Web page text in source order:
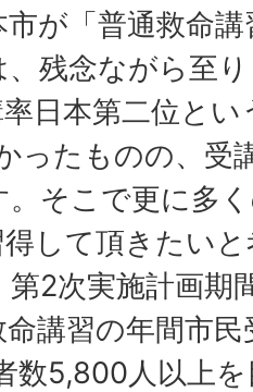
が「普通救命
残念ながら至
日本第二位と
ったものの、受
そこで更に多
して頂きたい
第2次実施計画期
講習の年間市
数5,800人以上